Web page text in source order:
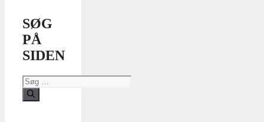
SØG
PÅ
SIDEN
Søg
efter: